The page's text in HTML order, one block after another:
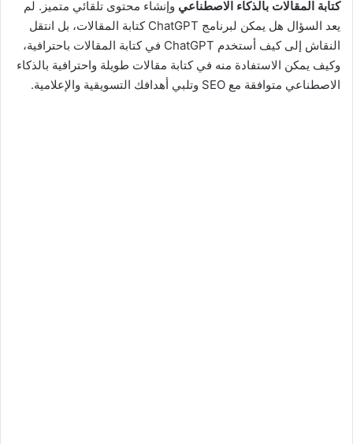
كتابة المقالات بالذكاء الاصطناعي وإنشاء محتوى تلقائي متميز. لم
يعد السؤال هل يمكن لبرنامج ChatGPT كتابة المقالات، بل انتقل
النقاش إلى كيف أستخدم ChatGPT في كتابة المقالات باحترافية،
وكيف يمكن الاستفادة منه في كتابة مقالات طويلة واحترافية بالذكاء
الاصطناعي متوافقة مع SEO وتلبي أهدافك التسويقية والإعلامية.